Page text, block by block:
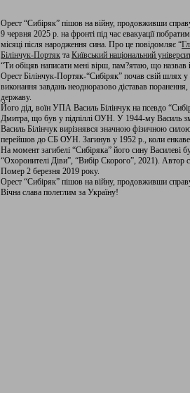
Орест “Сибіряк” пішов на війну, продовживши
9 червня 2025 р. на фронті під час евакуації
місяці після народження сина. Про це повідомляє “
Білінчук-Портяк та Київський національний
“Ти обіцяв написати мені вірш, пам?ятаю, що
Орест Білінчук-Портяк-“Сибіряк” почав свій шлях
виконання завдань неодноразово діставав
державу.
Його дід, воїн УПА Василь Білінчук на псевдо
Дмитра, що був у підпіллі ОУН. У 1944-му Василь
Василь Білінчук вирізнявся значною фізичною
перейшов до СБ ОУН. Загинув у 1952 р., коли
На момент загибелі “Сибіряка” його сину Василеві
“Охоронителі Діви”, “Вибір Скорого”, 2021). Автор
Помер 2 березня 2019 року.
Орест “Сибіряк” пішов на війну, продовживши
Вічна слава полеглим за Україну!